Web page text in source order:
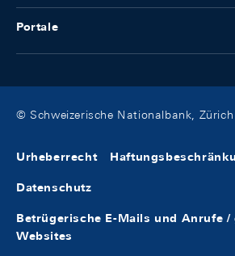
Portale
© Schweizerische Nationalbank,
Urheberrecht
Datenschutz
Betrügerische E-Mails und Anrufe /
Websites